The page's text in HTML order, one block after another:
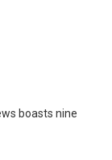
boasts nine